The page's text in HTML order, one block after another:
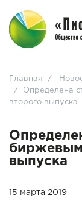
Главная /
/
Определена
второго выпуска
биржевым
выпуска
15 марта 2019